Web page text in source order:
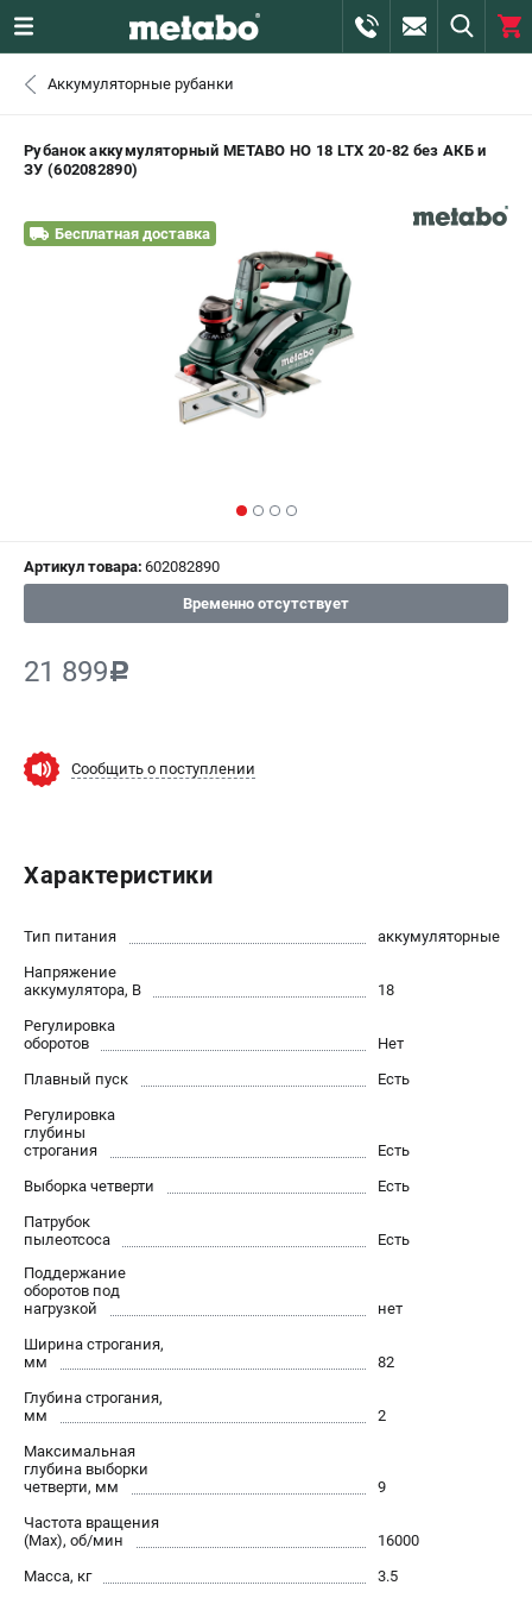
СРАВНЕНИЕ ( 0 )
ВХОД ИЛИ РЕГИСТРАЦИЯ
ЗАКАЗАТЬ ЗАПЧАСТЬ
+7 (911) 360-06-14 | +7 (8112) 59-10-67
САНКТ-ПЕТЕРБУРГ
0 ₽
Контакты
Способы оплаты
О компании
Политика обработки персональных данных
Новости
Программа бонусов
Как нас найти
Пользовательское соглашение
СЕТЕВОЙ ЭЛЕКТРОИНСТРУМЕНТ
Угловые шлифмашины (УШМ)
Дрели
Пылесосы
АККУМУЛЯТОРНЫЙ ИНСТРУМЕНТ
Аккумуляторные шуруповерты
Аккумуляторные рубанки
Рубанок аккумуляторный METABO HO 18 LTX 20-82 без АКБ и
ЗУ (602082890)
Бесплатная доставка
Артикул товара: 602082890
Временно отсутствует
21 899c
Сообщить о поступлении
Характеристики
Тип питания
аккумуляторные
Напряжение
аккумулятора, В
18
Регулировка
оборотов
Нет
Плавный пуск
Есть
Регулировка
глубины
строгания
Есть
Выборка четверти
Есть
Патрубок
пылеотсоса
Есть
Поддержание
оборотов под
нагрузкой
нет
Ширина строгания,
мм
82
Глубина строгания,
мм
2
Максимальная
глубина выборки
четверти, мм
9
Частота вращения
(Max), об/мин
16000
Масса, кг
3.5